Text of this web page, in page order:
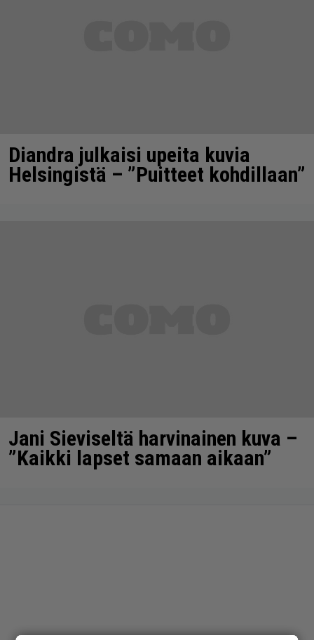
Diandra julkaisi upeita kuvia
Helsingistä – ”Puitteet kohdillaan”
Jani Sieviseltä harvinainen kuva –
”Kaikki lapset samaan aikaan”